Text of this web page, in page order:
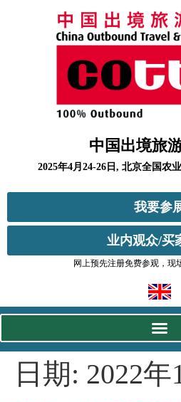
中国出境旅
2025年4月24-26日, 北京全国农
我要参
业内观众/买
网上预先注册免费参观，现
日期: 2022年